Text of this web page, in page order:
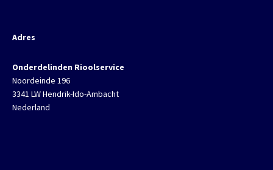
Adres
Onderdelinden Rioolservice
Noordeinde 196
3341 LW Hendrik-Ido-Ambacht
Nederland